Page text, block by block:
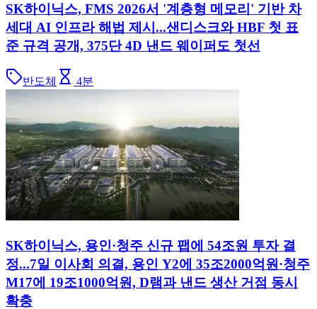
SK하이닉스, FMS 2026서 '계층형 메모리' 기반 차
세대 AI 인프라 해법 제시...샌디스크와 HBF 첫 표
준 규격 공개, 375단 4D 낸드 웨이퍼도 첫선
반도체 4분
SK하이닉스, 용인·청주 신규 팹에 54조원 투자 결
정...7일 이사회 의결, 용인 Y2에 35조2000억원·청주
M17에 19조1000억원, D램과 낸드 생산 거점 동시
확충